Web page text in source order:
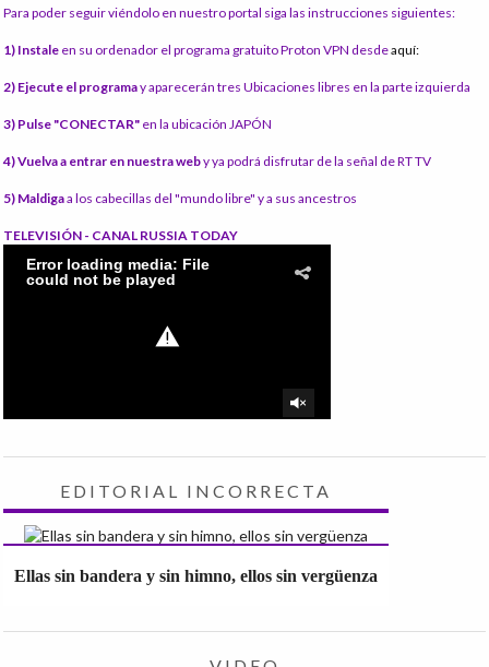
Para poder seguir viéndolo en nuestro portal siga las instrucciones siguientes:
1) Instale en su ordenador el programa gratuito Proton VPN desdeaquí:
2) Ejecute el programay aparecerán tres Ubicaciones libres en la parte izquierda
3) Pulse "CONECTAR" en la ubicación JAPÓN
4) Vuelva a entrar en nuestra weby ya podrá disfrutar de la señal de RT TV
5) Maldigaa los cabecillas del "mundo libre" y a sus ancestros
TELEVISIÓN - CANAL RUSSIA TODAY
EDITORIAL INCORRECTA
Ellas sin bandera y sin himno, ellos sin vergüenza